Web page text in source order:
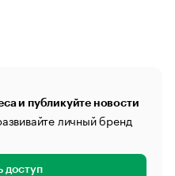
и публикуйте новости
личный бренд
доступ